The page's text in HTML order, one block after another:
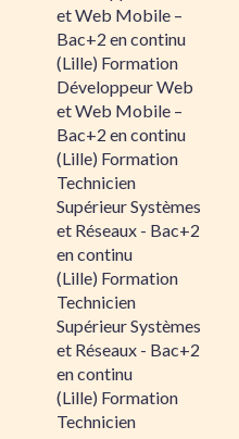
et Web Mobile –
Bac+2 en continu
(Lille) Formation
Développeur Web
et Web Mobile –
Bac+2 en continu
(Lille) Formation
Technicien
Supérieur Systèmes
et Réseaux - Bac+2
en continu
(Lille) Formation
Technicien
Supérieur Systèmes
et Réseaux - Bac+2
en continu
(Lille) Formation
Technicien